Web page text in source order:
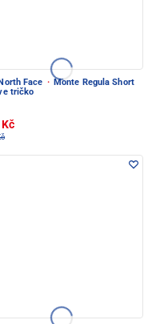
Face · Monte Regula Short
tričko